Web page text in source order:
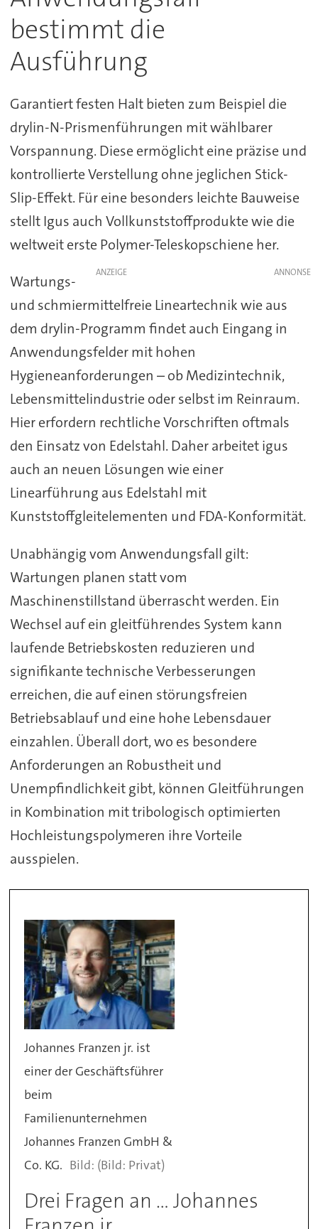
bestimmt die
Ausführung
Garantiert festen Halt bieten zum Beispiel die
drylin-N-Prismenführungen mit wählbarer
Vorspannung. Diese ermöglicht eine präzise und
kontrollierte Verstellung ohne jeglichen Stick-
Slip-Effekt. Für eine besonders leichte Bauweise
stellt Igus auch Vollkunststoffprodukte wie die
weltweit erste Polymer-Teleskopschiene her.
ANZEIGE
Wartungs-
und schmiermittelfreie Lineartechnik wie aus
dem drylin-Programm findet auch Eingang in
Anwendungsfelder mit hohen
Hygieneanforderungen – ob Medizintechnik,
Lebensmittelindustrie oder selbst im Reinraum.
Hier erfordern rechtliche Vorschriften oftmals
den Einsatz von Edelstahl. Daher arbeitet igus
auch an neuen Lösungen wie einer
Linearführung aus Edelstahl mit
Kunststoffgleitelementen und FDA-Konformität.
Unabhängig vom Anwendungsfall gilt:
Wartungen planen statt vom
Maschinenstillstand überrascht werden. Ein
Wechsel auf ein gleitführendes System kann
laufende Betriebskosten reduzieren und
signifikante technische Verbesserungen
erreichen, die auf einen störungsfreien
Betriebsablauf und eine hohe Lebensdauer
einzahlen. Überall dort, wo es besondere
Anforderungen an Robustheit und
Unempfindlichkeit gibt, können Gleitführungen
in Kombination mit tribologisch optimierten
Hochleistungspolymeren ihre Vorteile
ausspielen.
Johannes Franzen jr. ist
einer der Geschäftsführer
beim
Familienunternehmen
Johannes Franzen GmbH &
Co. KG.
(Bild: Privat)
Drei Fragen an ... Johannes